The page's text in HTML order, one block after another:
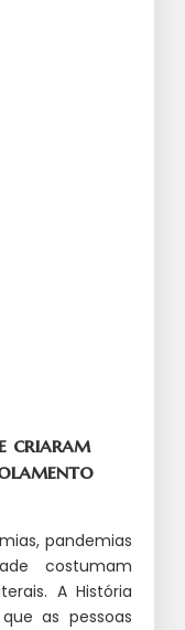
criaram
pandemias
costumam
A História
as pessoas